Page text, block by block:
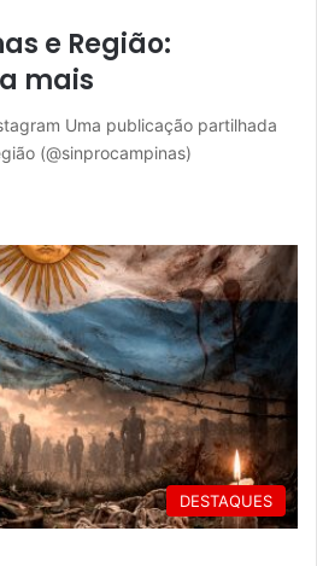
e Região:
mais
Uma publicação partilhada
(@sinprocampinas)
DESTAQUES